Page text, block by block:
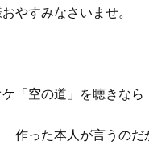
やすみなさいませ。
「空の道」を聴きなら
作った本人が言うのだ